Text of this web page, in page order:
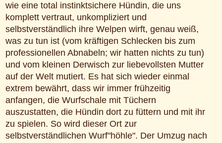
wie eine total instinktsichere Hündin, die uns
komplett vertraut, unkompliziert und
selbstverständlich ihre Welpen wirft, genau weiß,
was zu tun ist (vom kräftigen Schlecken bis zum
professionellen Abnabeln; wir hatten nichts zu tun)
und vom kleinen Derwisch zur liebevollsten Mutter
auf der Welt mutiert. Es hat sich wieder einmal
extrem bewährt, dass wir immer frühzeitig
anfangen, die Wurfschale mit Tüchern
auszustatten, die Hündin dort zu füttern und mit ihr
zu spielen. So wird dieser Ort zur
selbstverständlichen Wurf"höhle". Der Umzug nach